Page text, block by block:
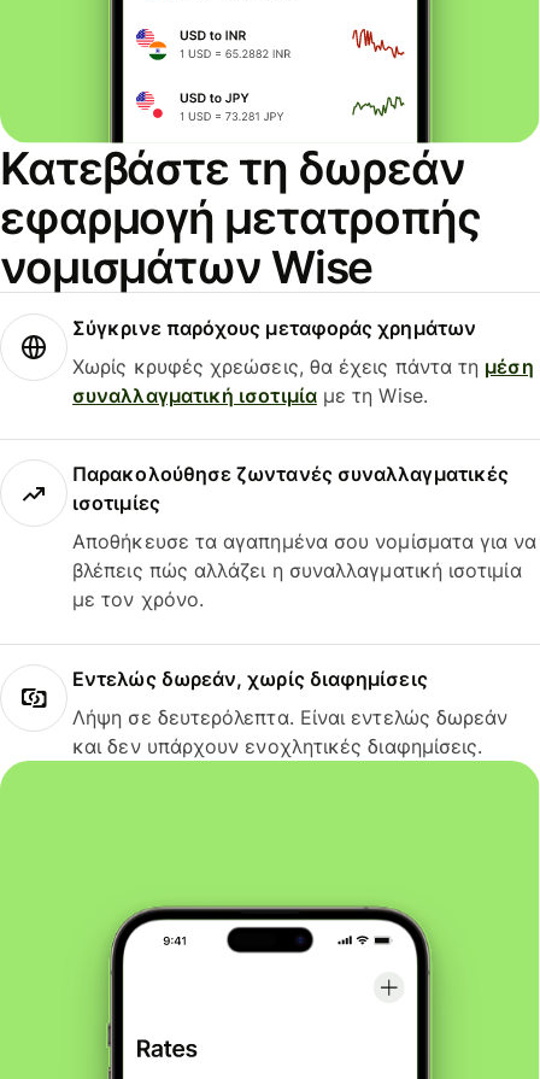
Κατεβάστε τη δωρεάν
εφαρμογή μετατροπής
νομισμάτων Wise
Σύγκρινε παρόχους μεταφοράς χρημάτων
Χωρίς κρυφές χρεώσεις, θα έχεις πάντα τη μέση
συναλλαγματική ισοτιμίαμε τη Wise.
Παρακολούθησε ζωντανές συναλλαγματικές
ισοτιμίες
Αποθήκευσε τα αγαπημένα σου νομίσματα για να
βλέπεις πώς αλλάζει η συναλλαγματική ισοτιμία
με τον χρόνο.
Εντελώς δωρεάν, χωρίς διαφημίσεις
Λήψη σε δευτερόλεπτα. Είναι εντελώς δωρεάν
και δεν υπάρχουν ενοχλητικές διαφημίσεις.